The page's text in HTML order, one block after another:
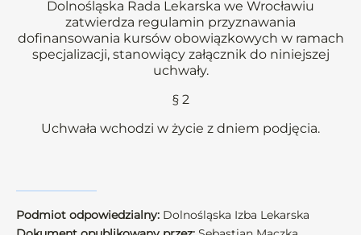
Dolnośląska Rada Lekarska we Wrocławiu
zatwierdza regulamin przyznawania
dofinansowania kursów obowiązkowych w ramach
specjalizacji, stanowiący załącznik do niniejszej
uchwały.
§ 2
Uchwała wchodzi w życie z dniem podjęcia.
Podmiot odpowiedzialny: Dolnośląska Izba Lekarska